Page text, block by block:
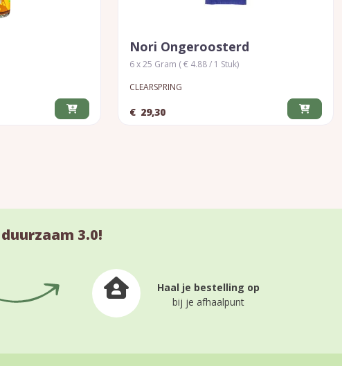
Nori Ongeroosterd
6 x 25 Gram ( € 4.88 / 1 Stuk)
CLEARSPRING
€ 29,30
3.0!
Haal je bestelling op
bij je afhaalpunt